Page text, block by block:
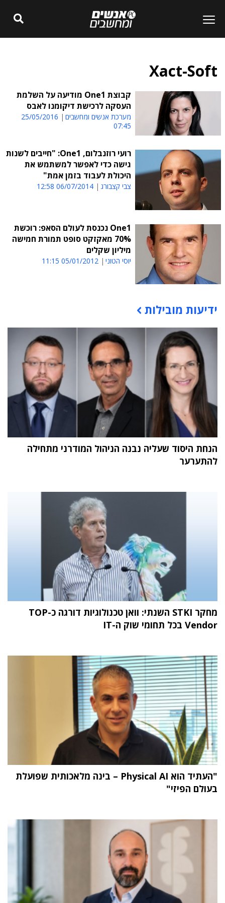
Xact-Soft
קבוצת One1 מודיעה על השלמת
העסקה לרכישת דיקומנו לאבס
מערכת אנשים ומחשבים
25/05/2016
07:45
רועי רוזנבלום, One1: "חייבים לשנות
גישה כדי לאפשר למשתמש את
היכולת לעבוד בזמן אמת"
צבי קצבורג 06/07/2014 12:58
One1 נכנסת לעולם הסאפ: רוכשת
70% מאקזקט סופט תמורת חמישה
מיליון שקלים
יוסי הטוני 05/01/2012 11:15
תוכן פרסומי
ידיעות מובילות
הנחת היסוד שעליה נבנה הניהול המודרני מתחילה
להתערער
מחקר STKI השנתי: וואן טכנולוגיות דורגה כ-TOP
Vendor בכל תחומי שוק ה-IT
"העתיד הוא Physical AI – בינה מלאכותית שפועלת
בעולם הפיזי"